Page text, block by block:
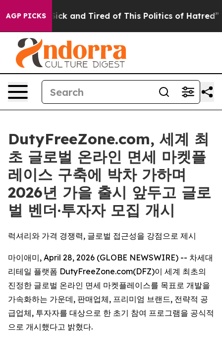
AGP PICKS
Are Sick and Tired of This Politics of Hatred” The
DutyFreeZone.com, 세계 최
초 글로벌 온라인 면세 마켓플
레이스 구축에 박차 가하며
2026년 가을 출시 앞두고 글로
벌 벤더·투자자 모집 개시
럭셔리와 가격 경쟁력, 글로벌 접근성을 강점으로 제시
마이애미, April 28, 2026 (GLOBE NEWSWIRE) -- 차세대
리테일 플랫폼 DutyFreeZone.com(DFZ)이 세계 최초의
진정한 글로벌 온라인 면세 마켓플레이스를 목표로 개발을
가속화하는 가운데, 판매업체, 프리미엄 브랜드, 전략적 공
급업체, 투자자를 대상으로 한 초기 참여 프로그램을 공식적
으로 개시했다고 밝혔다.